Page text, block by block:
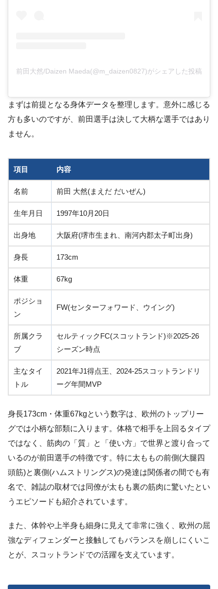
前田大然/Daizen Maeda(@m_daizen0827)がシェアした投稿
まずは前提となる身体データを整理します。意外に感じる
方も多いのですが、前田選手は決して大柄な選手ではあり
ません。
項目 内容
名前 前田 大然(まえだ だいぜん)
生年月日 1997年10月20日
出身地 大阪府(堺市生まれ、南河内郡太子町出身)
身長 173cm
体重 67kg
ポジショ
ン
FW(センターフォワード、ウイング)
所属クラ
ブ
セルティックFC(スコットランド)※2025-26
シーズン時点
主なタイ
トル
2021年J1得点王、2024-25スコットランドリ
ーグ年間MVP
身長173cm・体重67kgという数字は、欧州のトップリー
グでは小柄な部類に入ります。体格で相手を上回るタイプ
ではなく、筋肉の「質」と「使い方」で世界と渡り合って
いるのが前田選手の特徴です。特に太ももの前側(大腿四
頭筋)と裏側(ハムストリングス)の発達は関係者の間でも有
名で、雑誌の取材では同僚が太もも裏の筋肉に驚いたとい
うエピソードも紹介されています。
また、体幹や上半身も細身に見えて非常に強く、欧州の屈
強なディフェンダーと接触してもバランスを崩しにくいこ
とが、スコットランドでの活躍を支えています。